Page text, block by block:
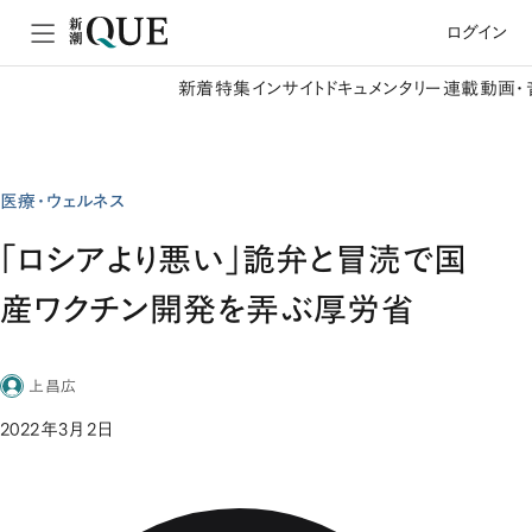
ログイン
新着特集 インサイト ドキュメンタリー 連載動画
医療・ウェルネス
「ロシアより悪い」詭弁と冒涜で国
産ワクチン開発を弄ぶ厚労省
上昌広
2022年3月2日